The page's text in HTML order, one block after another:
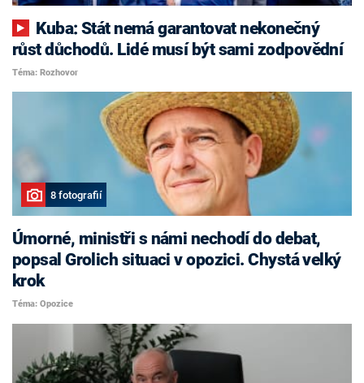
růst důchodů. Lidé musí být sami zodpovědní
Téma: Rozhovor
8 fotografií
Úmorné, ministři s námi nechodí do debat,
popsal Grolich situaci v opozici. Chystá velký
krok
Téma: Opozice